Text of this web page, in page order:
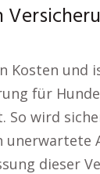
Kosten und
für
So wird
dieser